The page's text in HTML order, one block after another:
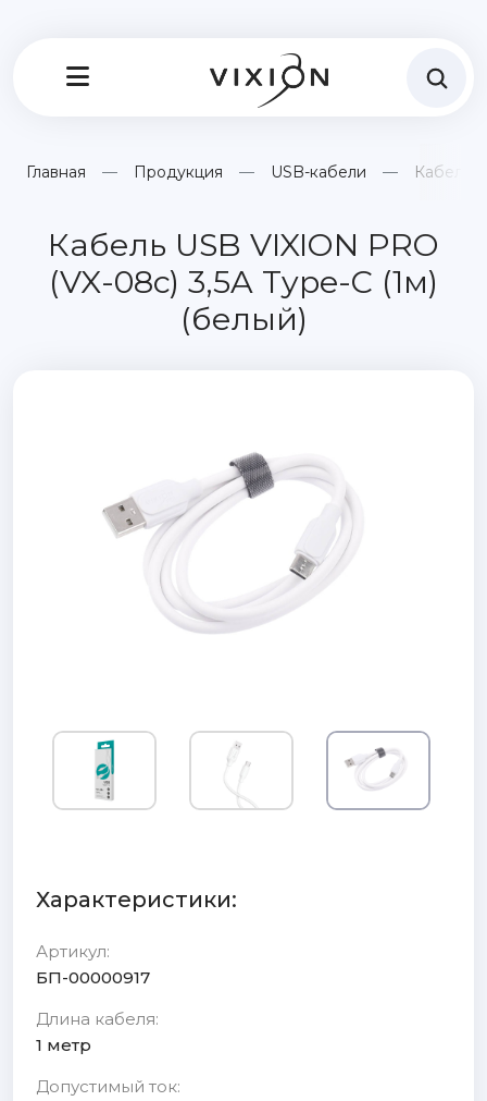
Главная Продукция USB-кабели Кабель
Кабель USB VIXION PRO
(VX-08c) 3,5A Type-C (1м)
(белый)
Характеристики:
Артикул:
БП-00000917
Длина кабеля:
1 метр
Допустимый ток: